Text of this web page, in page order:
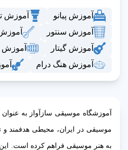
آموزش پیانو
آموزش
آموزش سنتور
آموزش گیتار
آموزش هنگ درام
آموزشگاه موسیقی سازآواز به
موسیقی در ایران، محیطی هدفمند و
به هنر موسیقی فراهم کرده است. این